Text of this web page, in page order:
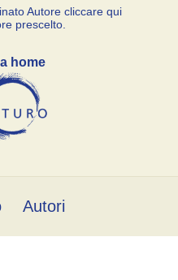
Autore cliccare qui
prescelto.
home
Autori